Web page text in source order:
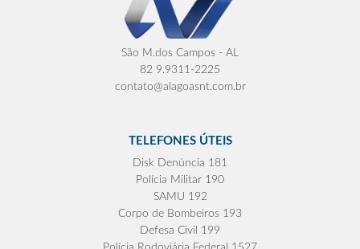
São M.dos Campos - AL
82 9.9311-2225
contato@alagoasnt.com.br
TELEFONES ÚTEIS
Disk Denúncia 181
Polícia Militar 190
SAMU 192
Corpo de Bombeiros 193
Defesa Civil 199